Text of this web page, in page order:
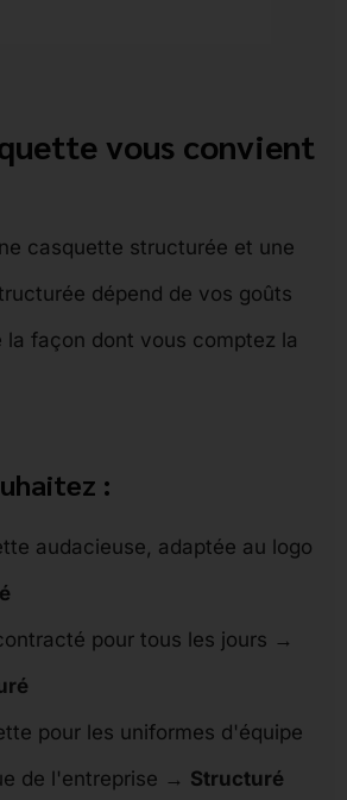
vous convient
casquette structurée et une
dépend de vos goûts
la façon dont vous comptez la
:
audacieuse, adaptée au logo
pour tous les jours →
pour les uniformes d'équipe
de l'entreprise → Structuré